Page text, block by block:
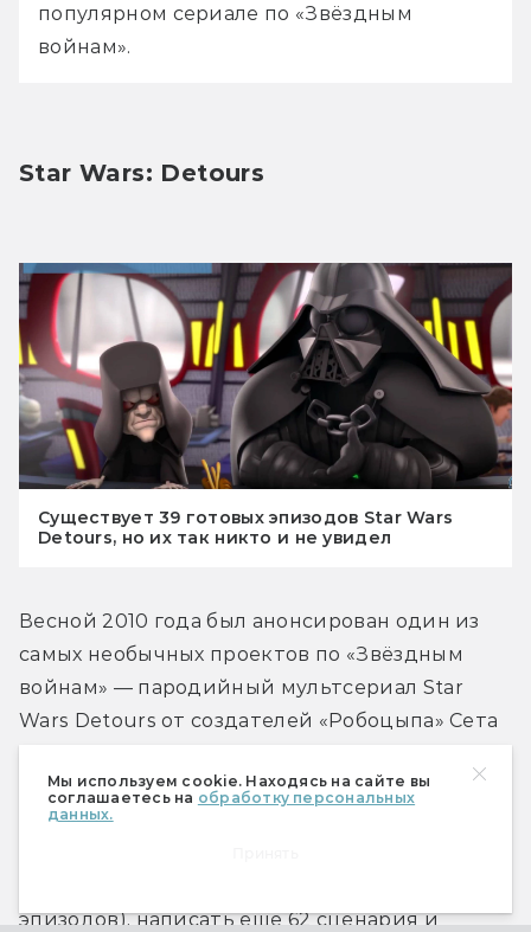
Мы используем cookie. Находясь на сайте вы
соглашаетесь на обработку персональных
данных.
популярном сериале по «Звёздным
войнам».
Star Wars: Detours
Существует 39 готовых эпизодов Star Wars
Detours, но их так никто и не увидел
Весной 2010 года был анонсирован один из
самых необычных проектов по «Звёздным
войнам» — пародийный мультсериал Star
Wars Detours от создателей «Робоцыпа» Сета
должно было развернуться между третьим и
четвёртым эпизодами и задействовать
эпизодов), написать ещё 62 сценария и